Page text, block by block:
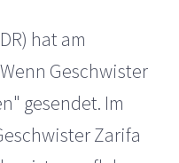
hat am
Geschwister
gesendet. Im
Zarifa